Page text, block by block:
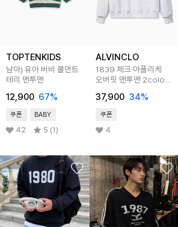
TOPTENKIDS
남아) 유아 버비 쿨먼트
테리 맨투맨
12,900 67%
쿠폰 BABY
42 5 (1)
ALVINCLO
1839 체크 아플리케
오버핏 맨투맨 2color
37,900 34%
쿠폰
4